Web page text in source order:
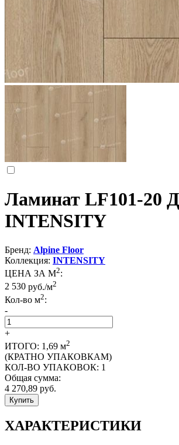
Ламинат LF101-20
INTENSITY
Бренд: Alpine Floor
Коллекция: INTENSITY
ЦЕНА ЗА М2:
2 530 руб./м2
Кол-во м2:
-
+
ИТОГО: 1,69 м2
(КРАТНО УПАКОВКАМ)
КОЛ-ВО УПАКОВОК: 1
Общая сумма:
4 270,89 руб.
Купить
ХАРАКТЕРИСТИКИ